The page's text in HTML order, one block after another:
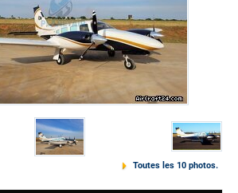
Toutes les 10 photos.